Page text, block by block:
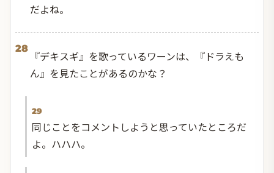
だよね。
28
『デキスギ』を歌っているワーンは、『ドラえも
ん』を見たことがあるのかな？
29
同じことをコメントしようと思っていたところだ
よ。ハハハ。